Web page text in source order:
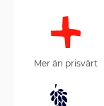
Mer än prisvärt